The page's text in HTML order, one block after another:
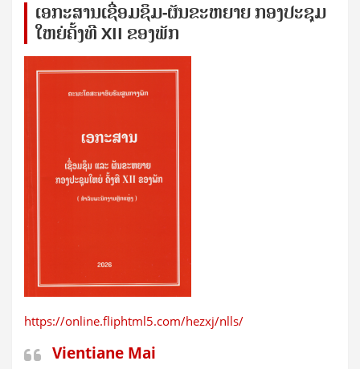
ເອກ​ະ​ສານ​ເຊ​ື່ອມ​ຊ​ຶມ-ຜັນ​ຂະ​ຫ​ຍາຍ ກອງ​ປະ​ຊຸມ​
ໃຫຍ່​ຄັ້ງ​ທີ XII ຂອງ​ພັກ
https://online.fliphtml5.com/hezxj/nlls/
Vientiane Mai